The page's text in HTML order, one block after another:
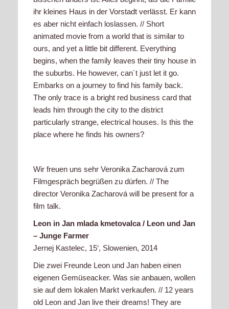
ihr kleines Haus in der Vorstadt verlässt. Er kann
es aber nicht einfach loslassen. // Short
animated movie from a world that is similar to
ours, and yet a little bit different. Everything
begins, when the family leaves their tiny house in
the suburbs. He however, can´t just let it go.
Embarks on a journey to find his family back.
The only trace is a bright red business card that
leads him through the city to the district
particularly strange, electrical houses. Is this the
place where he finds his owners?
Wir freuen uns sehr Veronika Zacharová zum
Filmgespräch begrüßen zu dürfen. // The
director Veronika Zacharová will be present for a
film talk.
Leon in Jan mlada kmetovalca / Leon und Jan
– Junge Farmer
Jernej Kastelec, 15‘, Slowenien, 2014
Die zwei Freunde Leon und Jan haben einen
eigenen Gemüseacker. Was sie anbauen, wollen
sie auf dem lokalen Markt verkaufen. // 12 years
old Leon and Jan live their dreams! They are